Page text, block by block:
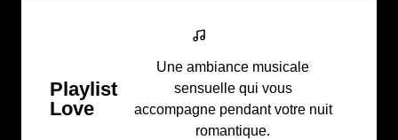
Playlist
Love
Une ambiance musicale
sensuelle qui vous
accompagne pendant votre nuit
romantique.